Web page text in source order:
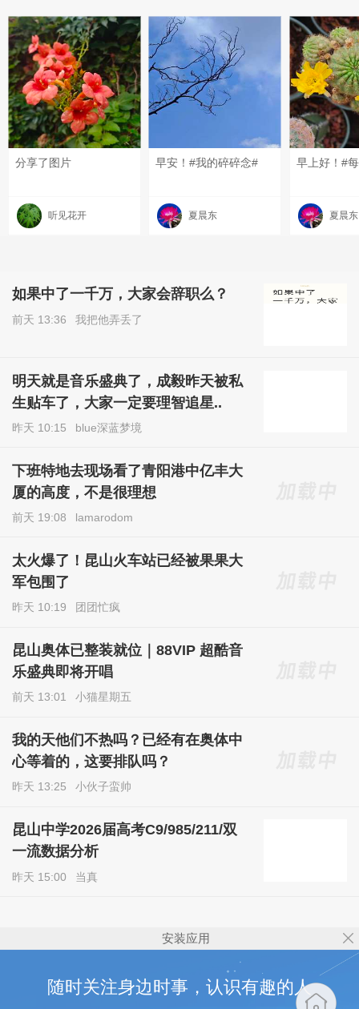
分享了图片
听见花开
早安！#我的碎碎念#
夏晨东 夏晨东
如果中了一千万，大家会辞职么？
前天 13:36 我把他弄丢了
明天就是音乐盛典了，成毅昨天被私
生贴车了，大家一定要理智追星..
昨天 10:15 blue深蓝梦境
下班特地去现场看了青阳港中亿丰大
厦的高度，不是很理想
前天 19:08 lamarodom
太火爆了！昆山火车站已经被果果大
军包围了
昨天 10:19 团团忙疯
昆山奥体已整装就位｜88VIP 超酷音
乐盛典即将开唱
前天 13:01 小猫星期五
我的天他们不热吗？已经有在奥体中
心等着的，这要排队吗？
昨天 13:25 小伙子蛮帅
昆山中学2026届高考C9/985/211/双
一流数据分析
昨天 15:00 当真
安装应用
随时关注身边时事，认识有趣的人